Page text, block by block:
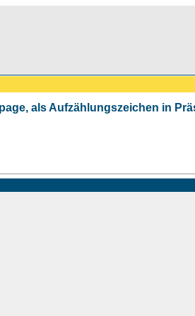
als Aufzählungszeichen in